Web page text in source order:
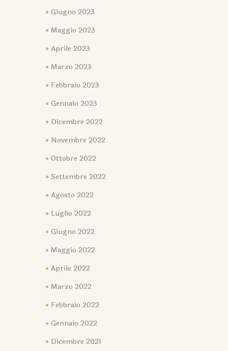
Giugno 2023
Maggio 2023
Aprile 2023
Marzo 2023
Febbraio 2023
Gennaio 2023
Dicembre 2022
Novembre 2022
Ottobre 2022
Settembre 2022
Agosto 2022
Luglio 2022
Giugno 2022
Maggio 2022
Aprile 2022
Marzo 2022
Febbraio 2022
Gennaio 2022
Dicembre 2021